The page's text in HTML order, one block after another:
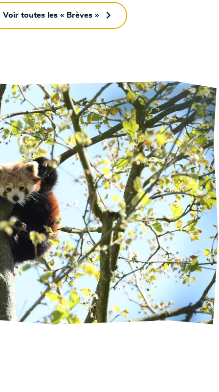
Voir toutes les « Brèves »